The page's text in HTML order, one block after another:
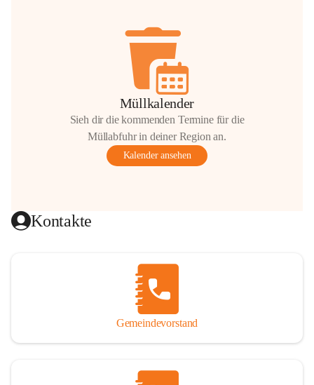
Müllkalender
Sieh dir die kommenden Termine für die
Müllabfuhr in deiner Region an.
Kalender ansehen
Kontakte
Gemeindevorstand